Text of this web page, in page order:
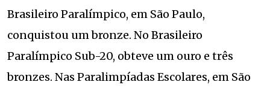
Brasileiro Paralímpico, em São Paulo,
conquistou um bronze. No Brasileiro
Paralímpico Sub-20, obteve um ouro e três
bronzes. Nas Paralimpíadas Escolares, em São